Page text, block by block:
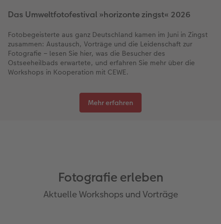
Das Umweltfotofestival »horizonte zingst« 2026
Fotobegeisterte aus ganz Deutschland kamen im Juni in Zingst
zusammen: Austausch, Vorträge und die Leidenschaft zur
Fotografie – lesen Sie hier, was die Besucher des
Ostseeheilbads erwartete, und erfahren Sie mehr über die
Workshops in Kooperation mit CEWE.
Mehr erfahren
Fotografie erleben
Aktuelle Workshops und Vorträge